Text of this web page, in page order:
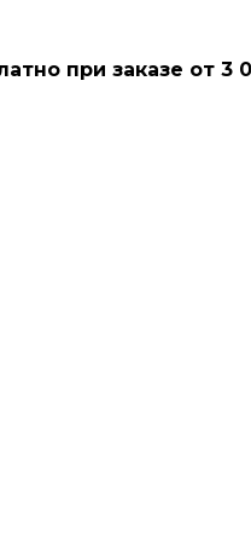
при заказе от 3